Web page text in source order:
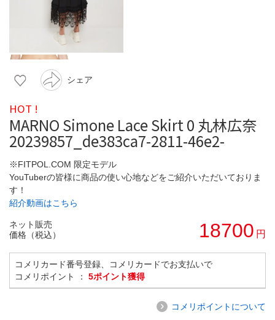
シェア
HOT !
MARNO Simone Lace Skirt 0 丸林広奈
20239857_de383ca7-2811-46e2-
※FITPOL.COM 限定モデル
YouTuberの皆様に商品の使い心地などをご紹介いただいておりま
す！
紹介動画はこちら
ネット販売
価格（税込）
18700 円
コメリカード番号登録、コメリカードでお支払いで
コメリポイント ： 5ポイント獲得
コメリポイントについて